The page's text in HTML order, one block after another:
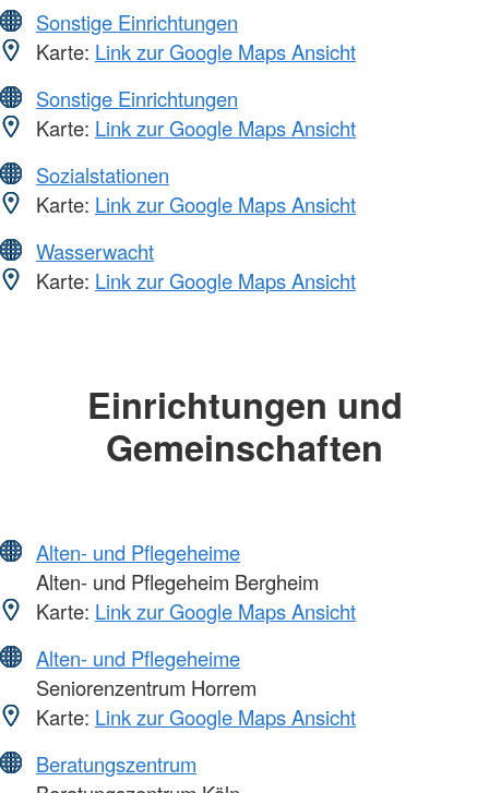
Sonstige Einrichtungen
Karte: Link zur Google Maps Ansicht
Sonstige Einrichtungen
Karte: Link zur Google Maps Ansicht
Sozialstationen
Karte: Link zur Google Maps Ansicht
Wasserwacht
Karte: Link zur Google Maps Ansicht
Einrichtungen und
Gemeinschaften
Alten- und Pflegeheime
Alten- und Pflegeheim Bergheim
Karte: Link zur Google Maps Ansicht
Alten- und Pflegeheime
Seniorenzentrum Horrem
Karte: Link zur Google Maps Ansicht
Beratungszentrum